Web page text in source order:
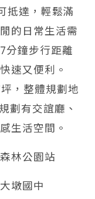
抵達，輕鬆滿
的日常生活需
分鐘步行距離
速又便利。
，整體規劃地
劃有交誼廳、
生活空間。
林公園站
墩國中